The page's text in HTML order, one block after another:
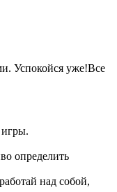
Успокойся уже!Все
игры.
определить
над собой,